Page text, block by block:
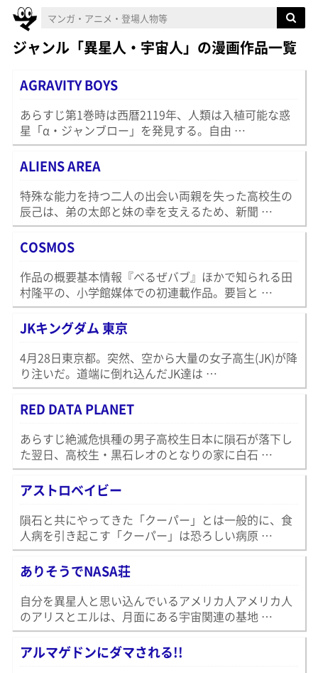
ジャンル「異星人・宇宙人」の漫画作品一覧
AGRAVITY BOYS
あらすじ第1巻時は西暦2119年、人類は入植可能な惑
星「α・ジャンブロー」を発見する。自由 …
ALIENS AREA
特殊な能力を持つ二人の出会い両親を失った高校生の
辰己は、弟の太郎と妹の幸を支えるため、新聞 …
COSMOS
作品の概要基本情報『べるぜバブ』ほかで知られる田
村隆平の、小学館媒体での初連載作品。要旨と …
JKキングダム 東京
4月28日東京都。突然、空から大量の女子高生(JK)が降
り注いだ。道端に倒れ込んだJK達は …
RED DATA PLANET
あらすじ絶滅危惧種の男子高校生日本に隕石が落下し
た翌日、高校生・黒石レオのとなりの家に白石 …
アストロベイビー
隕石と共にやってきた「クーパー」とは一般的に、食
人病を引き起こす「クーパー」は恐ろしい病原 …
ありそうでNASA荘
自分を異星人と思い込んでいるアメリカ人アメリカ人
のアリスとエルは、月面にある宇宙関連の基地 …
アルマゲドンにダマされる!!